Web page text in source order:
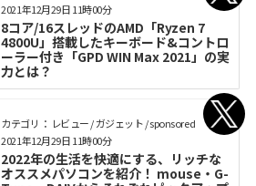
8コア/16スレッドのAMD「Ryzen 7
4800U」搭載したキーボード&コントロ
ーラー付き「GPD WIN Max 2021」の実
力とは？
2021年12月29日 11時00分
カテゴリ： レビュー / ガジェット / sponsored
2022年の生活を快適にする、リッチな
オススメパソコンを紹介！ mouse・G-
2021年12月29日 11時00分